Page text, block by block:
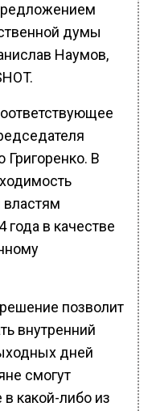
думы
Наумов,
В
года в качестве
решение позволит
внутренний
дней
смогут
в какой-либо из